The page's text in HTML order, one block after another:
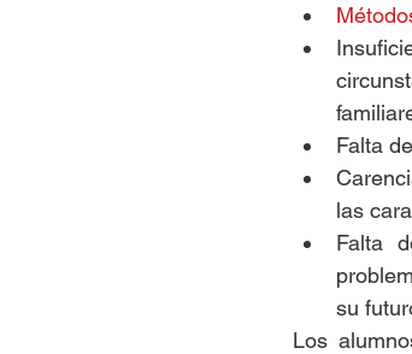
Falta
las
Falta
su
Los